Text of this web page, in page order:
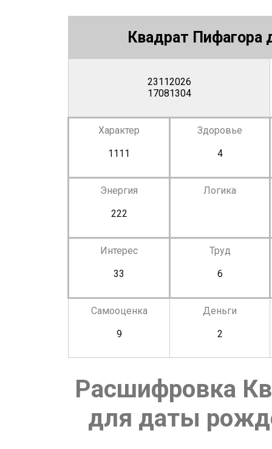
Квадрат Пифагора
23112026
17081304
Характер
1111
Здоровье
4
Энергия
222
Логика
Интерес
33
Труд
6
Самооценка
9
Деньги
2
Расшифровка
для даты